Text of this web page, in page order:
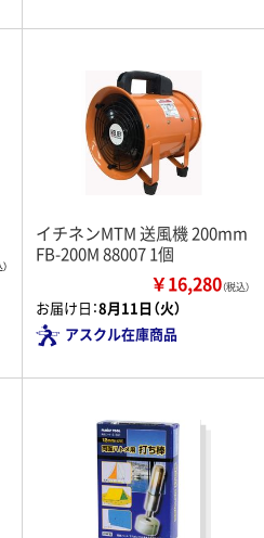
イチネンMTM 送風機 200mm
FB-200M 88007 1個
￥16,280（税込）
お届け日：8月11日（火）
アスクル在庫商品